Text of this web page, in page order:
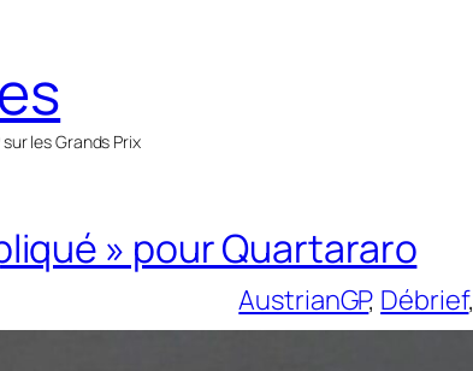
les Grands Prix
» pour Quartararo
AustrianGP, Débrief,